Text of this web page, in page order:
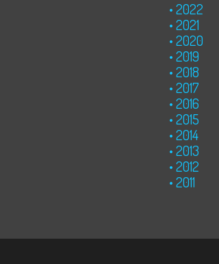
2022
2021
2020
2019
2018
2017
2016
2015
2014
2013
2012
2011